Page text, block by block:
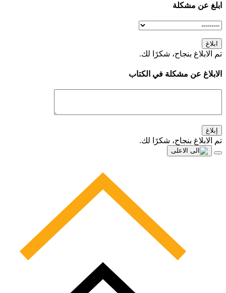
ابلغ عن مشكلة
ابلاغ
تم الابلاغ بنجاح، شكرًا لك.
الابلاغ عن مشكلة في الكتاب
إبلاغ
تم الابلاغ بنجاح، شكرًا لك.